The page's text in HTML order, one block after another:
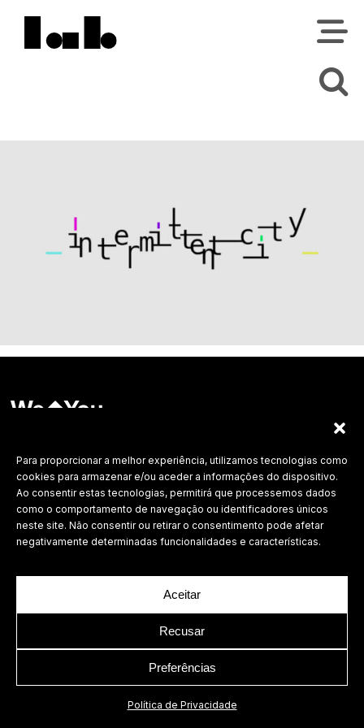
Para proporcionar a melhor experiência, utilizamos tecnologias como
cookies para armazenar e/ou aceder a informações do dispositivo.
Ao consentir estas tecnologias, permitirá que processemos dados
como o comportamento de navegação ou identificadores únicos
neste site. Não consentir ou retirar o consentimento pode afetar
negativamente determinadas funcionalidades e características.
Aceitar
Recusar
Preferências
Política de Privacidade
©2026 Todos os direitos reservados.
Política de Privacidade